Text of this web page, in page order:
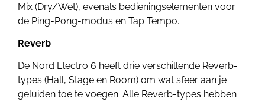
Mix (Dry/Wet), evenals bedieningselementen voor
de Ping-Pong-modus en Tap Tempo.
Reverb
De Nord Electro 6 heeft drie verschillende Reverb-
types (Hall, Stage en Room) om wat sfeer aan je
geluiden toe te voegen. Alle Reverb-types hebben